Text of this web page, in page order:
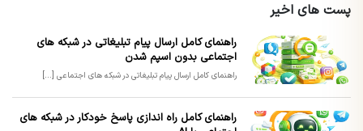
پست های اخیر
راهنمای کامل ارسال پیام تبلیغاتی در شبکه های
اجتماعی بدون اسپم شدن
راهنمای کامل ارسال پیام تبلیغاتی در شبکه های اجتماعی [...]
راهنمای کامل راه اندازی پاسخ خودکار در شبکه های